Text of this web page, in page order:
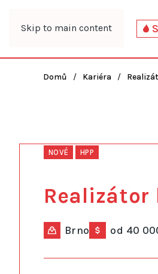
Skip to main content
Domů Kariéra
NOVÉ HPP
Realizátor
Brno od 40